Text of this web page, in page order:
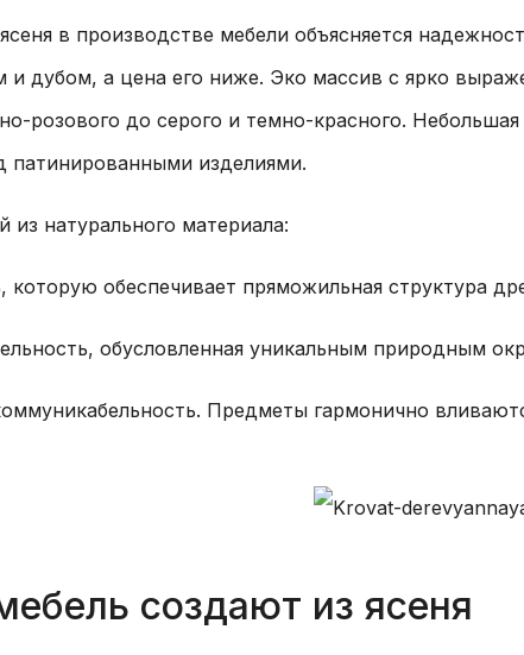
в производстве мебели объясняется
и дубом, а цена его ниже. Эко массив с ярко
розового до серого и темно-красного.
патинированными изделиями.
из натурального материала:
которую обеспечивает пряможильная структура
обусловленная уникальным природным
Предметы гармонично
создают из ясеня